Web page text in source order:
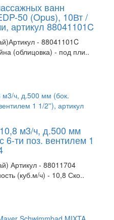
ванн
50 (Opus), 10Вт /
артикул 88041101C
- 88041101C
(облицовка) - под пли..
м3/ч, д.500 мм
6-ти поз. вентилем 1
Артикул - 88011704
(куб.м/ч) - 10,8 Ско..